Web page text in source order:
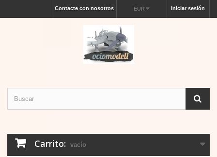
Iniciar sesión
EUR
Contacte con nosotros
Carrito: vacío